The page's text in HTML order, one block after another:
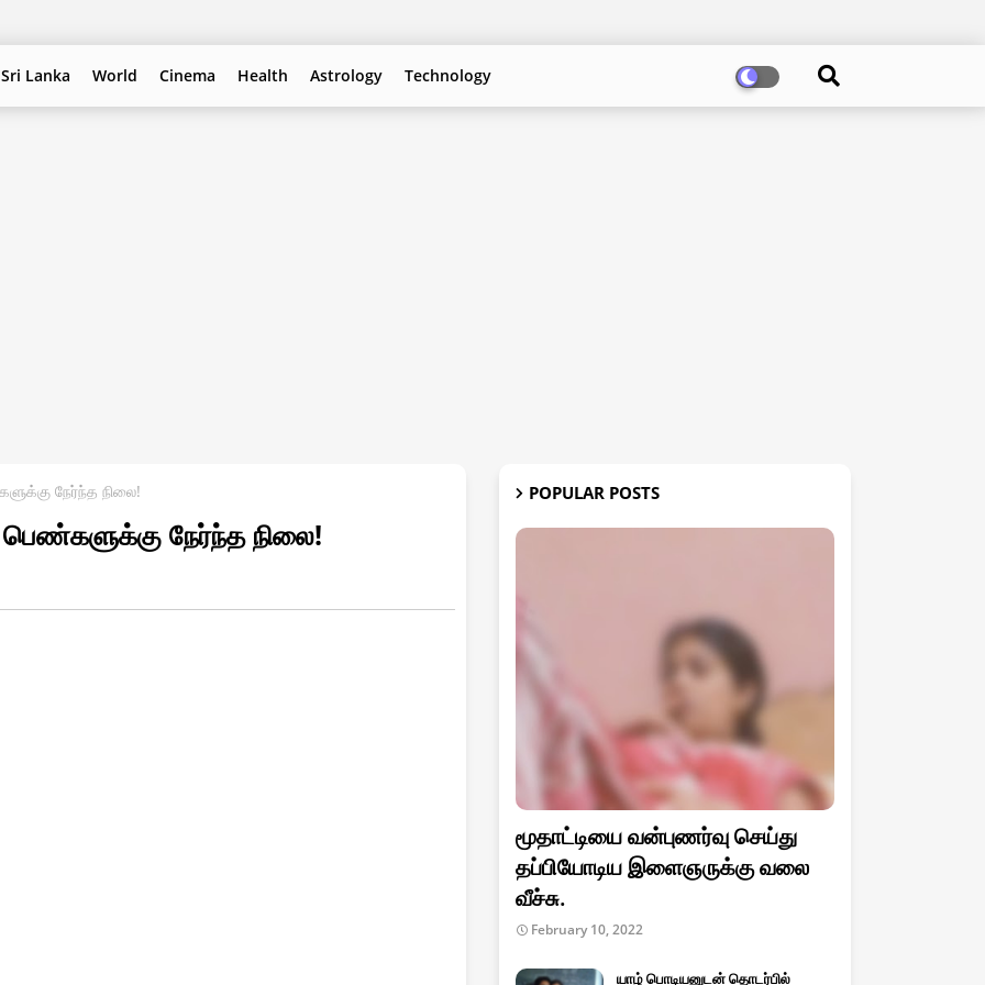
Sri Lanka World Cinema Health Astrology Technology
நேர்ந்த நிலை!
நேர்ந்த நிலை!
POPULAR POSTS
மூதாட்டியை வன்புணர்வு செய்து
தப்பியோடிய இளைஞருக்கு வலை
வீச்சு.
February 10, 2022
யாழ் பொடியனுடன் தொடர்பில்